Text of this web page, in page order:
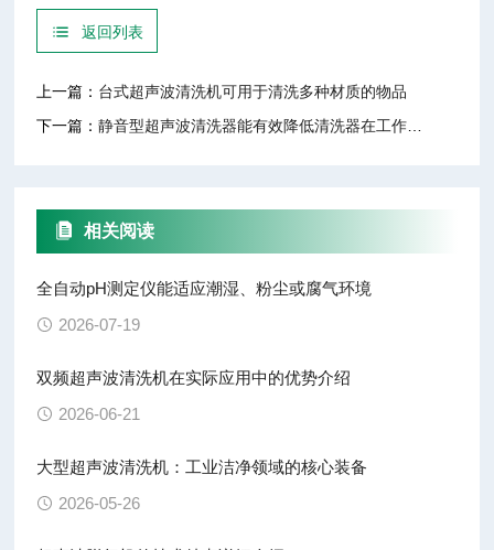
返回列表
上一篇： 台式超声波清洗机可用于清洗多种材质的物品
下一篇：静音型超声波清洗器能有效降低清洗器在工作过程中产生的噪音
相关阅读
全自动pH测定仪能适应潮湿、粉尘或腐气环境
2026-07-19
双频超声波清洗机在实际应用中的优势介绍
2026-06-21
大型超声波清洗机：工业洁净领域的核心装备
2026-05-26